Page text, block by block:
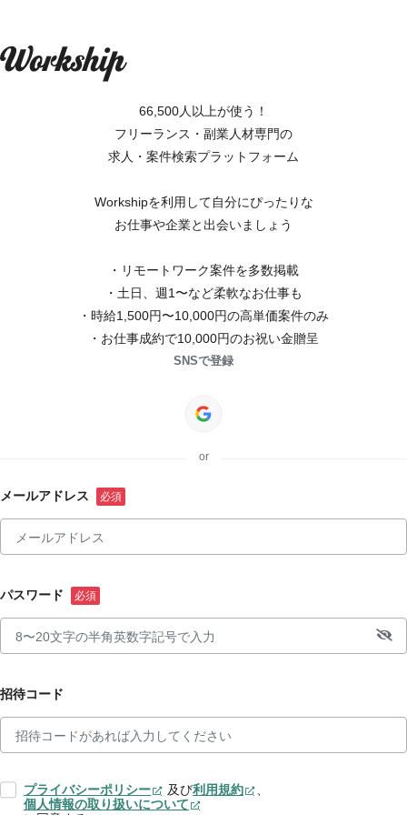
66,500人以上が使う！
フリーランス・副業人材専門の
求人・案件検索プラットフォーム
Workshipを利用して自分にぴったりな
お仕事や企業と出会いましょう
・リモートワーク案件を多数掲載
・土日、週1〜など柔軟なお仕事も
・時給1,500円〜10,000円の高単価案件のみ
・お仕事成約で10,000円のお祝い金贈呈
SNSで登録
or
メールアドレス
パスワード
招待コード
プライバシーポリシー 及び利用規約
、
個人情報の取り扱いについて